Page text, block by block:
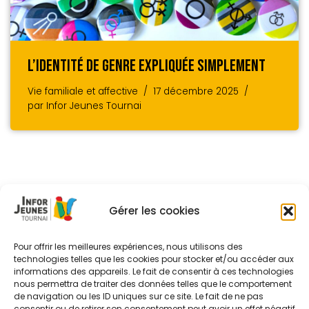
Gérer les cookies
Pour offrir les meilleures expériences, nous utilisons des
technologies telles que les cookies pour stocker et/ou accéder aux
informations des appareils. Le fait de consentir à ces technologies
nous permettra de traiter des données telles que le comportement
de navigation ou les ID uniques sur ce site. Le fait de ne pas
L’identité De Genre Expliquée Simplement
Vie familiale et affective
17 décembre 2025
par Infor Jeunes Tournai